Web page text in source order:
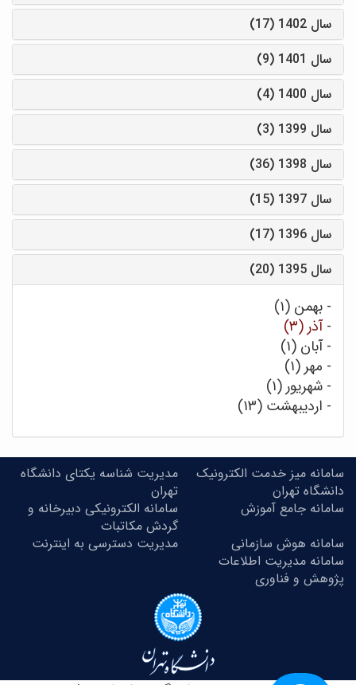
سال 1402 (17)
سال 1401 (9)
سال 1400 (4)
سال 1399 (3)
سال 1398 (36)
سال 1397 (15)
سال 1396 (17)
سال 1395 (20)
- بهمن (۱)
-آذر (۳)
-آبان (۱)
- مهر (۱)
- شهریور (۱)
- اردیبهشت (۱۳)
سامانه میز خدمت الکترونیک
دانشگاه تهران
مدیریت شناسه یکتای دانشگاه
تهران
سامانه جامع آموزش
سامانه الکترونیکی دبیرخانه و
گردش مکاتبات
سامانه هوش سازمانی
مدیریت دسترسی به اینترنت
سامانه مدیریت اطلاعات
پژوهش و فناوری